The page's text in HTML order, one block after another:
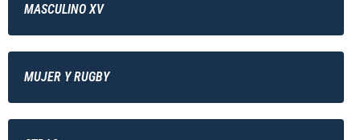
MASCULINO XV
MUJER Y RUGBY